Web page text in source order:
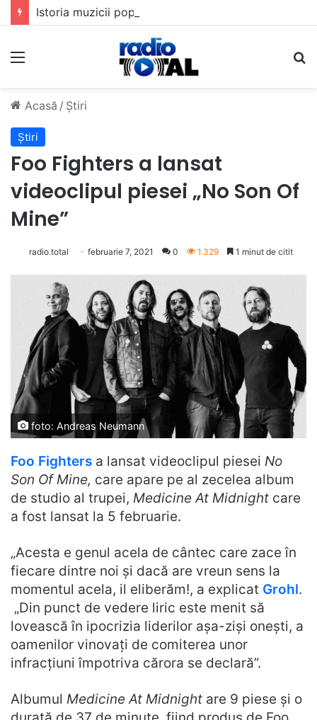
Meniu
Acasă / Știri
Știri
Foo Fighters a lansat
videoclipul piesei „No Son Of
Mine”
radio.total februarie 7, 2021 0 1.329 1 minut de citit
foto: Andreas Neumann
Foo Fighters a lansat videoclipul piesei No
Son Of Mine, care apare pe al zecelea album
de studio al trupei, Medicine At Midnight care
a fost lansat la 5 februarie.
„Acesta e genul acela de cântec care zace în
fiecare dintre noi și dacă are vreun sens la
momentul acela, il eliberăm!, a explicat Grohl.
„Din punct de vedere liric este menit să
lovească în ipocrizia liderilor așa-ziși onești, a
oamenilor vinovați de comiterea unor
infracțiuni împotriva cărora se declară”.
Albumul Medicine At Midnight are 9 piese și o